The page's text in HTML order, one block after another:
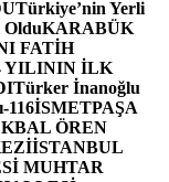
Türkiye’nin Yerli
OlduKARABÜK
FATİH
YILININ İLK
Türker İnanoğlu
116İSMETPAŞA
ÖREN
İSTANBUL
MUHTAR